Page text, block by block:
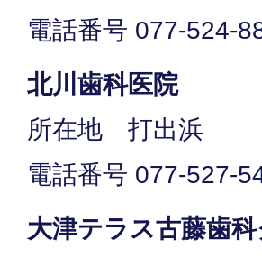
電話番号 077-524-
北川歯科医院
所在地 打出浜
電話番号 077-527-
大津テラス古藤歯